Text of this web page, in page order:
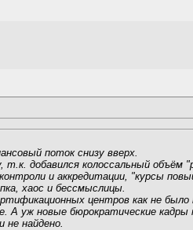
поток снизу вверх.
добавился колоссальный объём
и аккредитации, "курсы
хаос и бессмыслицы.
центров как не
А уж новые бюрократические кадры
не найдено.